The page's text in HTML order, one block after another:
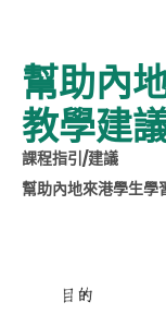
幫助內
教學建
課程指引/建議
幫助內地來港學生學